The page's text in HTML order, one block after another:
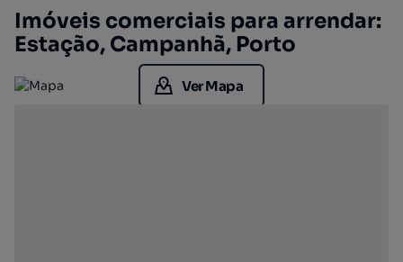
Imóveis comerciais para arrendar:
Estação, Campanhã, Porto
Ver Mapa